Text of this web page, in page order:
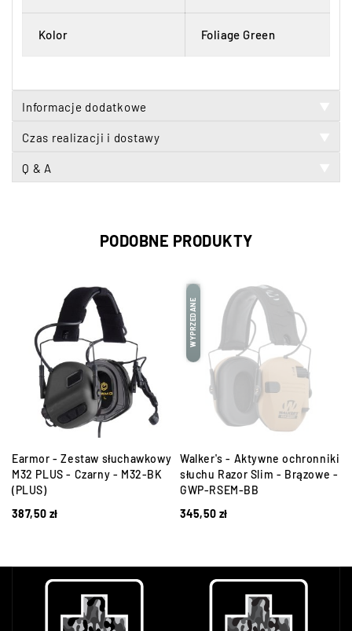
Kolor Foliage Green
Informacje dodatkowe
Czas realizacji i dostawy
Q & A
PODOBNE PRODUKTY
Earmor - Zestaw słuchawkowy
M32 PLUS - Czarny - M32-BK
(PLUS)
387,50 zł
WYPRZEDANE
Walker's - Aktywne ochronniki
słuchu Razor Slim - Brązowe -
GWP-RSEM-BB
345,50 zł